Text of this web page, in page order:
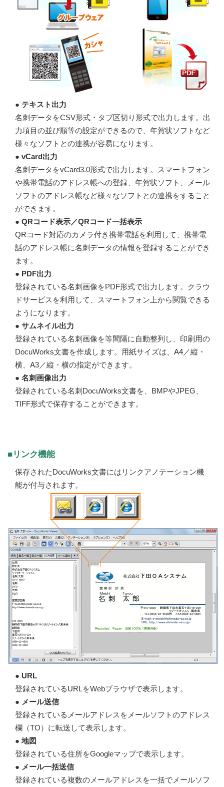
● テキスト出力
名刺データをCSV形式・タブ区切り形式で出力します。出
力項目の並び順等の設定ができるので、年賀状ソフトなど
様々なソフトとの連携が容易になります。
● vCard出力
名刺データをvCard3.0形式で出力します。スマートフォン
や携帯電話のアドレス帳への登録、年賀状ソフト、メール
ソフトのアドレス帳など様々なソフトとの連携をすること
ができます。
● QRコード表示／QRコード一括表示
QRコード対応のカメラ付き携帯電話を利用して、携帯電
話のアドレス帳に名刺データの情報を登録することができ
ます。
● PDF出力
登録されている名刺画像をPDF形式で出力します。クラウ
ドサービスを利用して、スマートフォン上から閲覧できる
ようになります。
● サムネイル出力
登録されている名刺画像を等間隔に自動整列し、印刷用の
DocuWorks文書を作成します。用紙サイズは、A4／縦・
横、A3／縦・横の指定ができます。
● 名刺画像出力
登録されている名刺DocuWorks文書を、BMPやJPEG、
TIFF形式で保存することができます。
■リンク機能
保存されたDocuWorks文書にはリンクアノテーション機
能が付与されます。
● URL
登録されているURLをWebブラウザで表示します。
● メール送信
登録されているメールアドレスをメールソフトのアドレス
欄（TO）に転送して表示します。
● 地図
登録されている住所をGoogleマップで表示します。
● メール一括送信
登録されている複数のメールアドレスを一括でメールソフ